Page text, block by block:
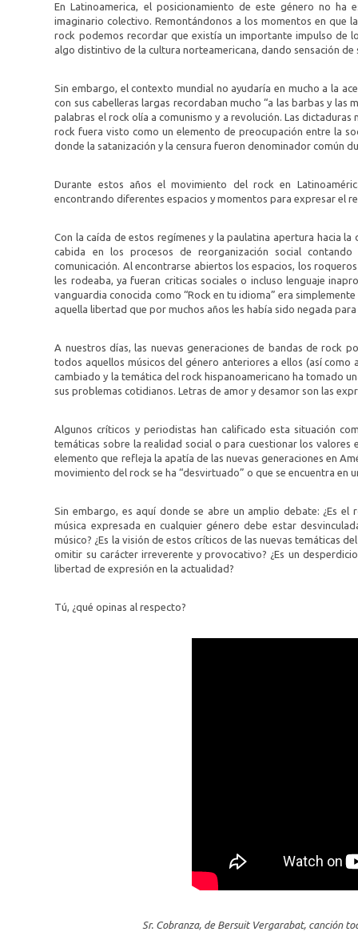
En Latinoamerica, el posicionamiento de este género no
imaginario colectivo. Remontándonos a los momentos en que
rock podemos recordar que existía un importante impulso de
algo distintivo de la cultura norteamericana, dando sensación
Sin embargo, el contexto mundial no ayudaría en mucho a la
con sus cabelleras largas recordaban mucho “a las barbas y
palabras el rock olía a comunismo y a revolución. Las
rock fuera visto como un elemento de preocupación entre la
donde la satanización y la censura fueron denominador común
Durante estos años el movimiento del rock en
encontrando diferentes espacios y momentos para expresar el
Con la caída de estos regímenes y la paulatina apertura hacia
cabida en los procesos de reorganización social
comunicación. Al encontrarse abiertos los espacios, los
les rodeaba, ya fueran criticas sociales o incluso lenguaje
vanguardia conocida como “Rock en tu idioma” era
aquella libertad que por muchos años les había sido negada para
A nuestros días, las nuevas generaciones de bandas de rock
todos aquellos músicos del género anteriores a ellos (así como
cambiado y la temática del rock hispanoamericano ha tomado
sus problemas cotidianos. Letras de amor y desamor son las
Algunos críticos y periodistas han calificado esta situación
temáticas sobre la realidad social o para cuestionar los valores
elemento que refleja la apatía de las nuevas generaciones en
movimiento del rock se ha “desvirtuado” o que se encuentra en
Sin embargo, es aquí donde se abre un amplio debate: ¿Es
música expresada en cualquier género debe estar
músico? ¿Es la visión de estos críticos de las nuevas temáticas
omitir su carácter irreverente y provocativo? ¿Es un
libertad de expresión en la actualidad?
Tú, ¿qué opinas al respecto?
Sr. Cobranza, de Bersuit Vergarabat, canción